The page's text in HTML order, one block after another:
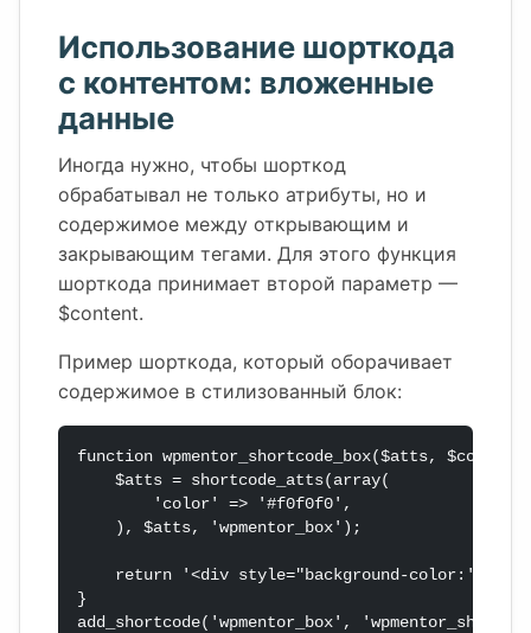
Использование шорткода
с контентом: вложенные
данные
Иногда нужно, чтобы шорткод
обрабатывал не только атрибуты, но и
содержимое между открывающим и
закрывающим тегами. Для этого функция
шорткода принимает второй параметр —
$content.
Пример шорткода, который оборачивает
содержимое в стилизованный блок:
function wpmentor_shortcode_box($atts,
    $atts = shortcode_atts(array(
        'color' => '#f0f0f0',
    ), $atts, 'wpmentor_box');
return '<div style="background-color:' .
}
add_shortcode('wpmentor_box',